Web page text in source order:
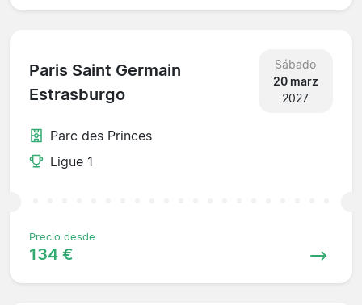
Paris Saint Germain
Estrasburgo
Sábado
20 marz
2027
Parc des Princes
Ligue 1
Precio desde
134 €